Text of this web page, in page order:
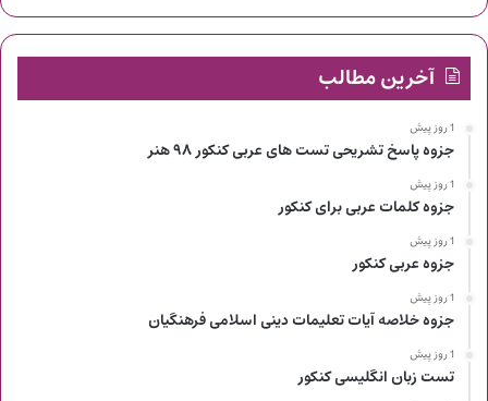
آخرین مطالب
1 روز پیش
جزوه پاسخ تشریحی تست های عربی کنکور ۹۸ هنر
1 روز پیش
جزوه کلمات عربی برای کنکور
1 روز پیش
جزوه عربی کنکور
1 روز پیش
جزوه خلاصه آیات تعلیمات دینی اسلامی فرهنگیان
1 روز پیش
تست زبان انگلیسی کنکور